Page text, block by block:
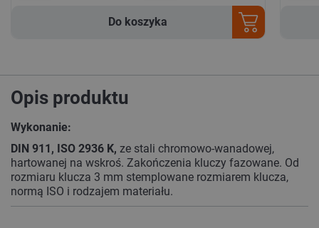
Do koszyka
Opis produktu
Wykonanie:
DIN 911, ISO 2936 K, ze stali chromowo-wanadowej,
hartowanej na wskroś. Zakończenia kluczy fazowane. Od
rozmiaru klucza 3 mm stemplowane rozmiarem klucza,
normą ISO i rodzajem materiału.